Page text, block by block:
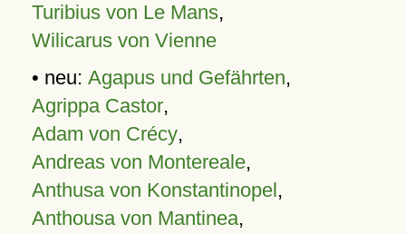
Turibius von Le Mans,
Wilicarus von Vienne
• neu: Agapus und Gefährten,
Agrippa Castor,
Adam von Crécy,
Andreas von Montereale,
Anthusa von Konstantinopel,
Anthousa von Mantinea,